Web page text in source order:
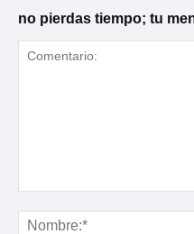
no pierdas tiempo; tu